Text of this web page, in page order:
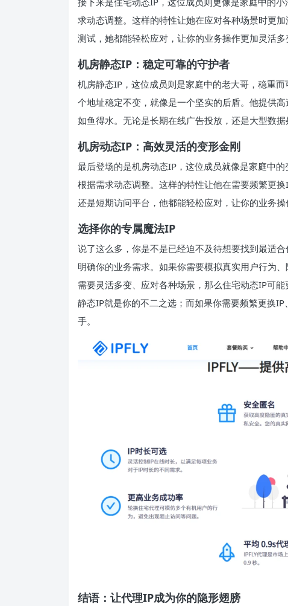
求动态调整。这样的特性让她在应对各种场景时更
测试，她都能轻松应对，让你的业务操作更加灵活多
机房静态IP：稳定可靠的守护者
机房静态IP，这位成员则是家庭中的老大哥，稳重
个地址稳定不变，就像是一个坚实的后盾。他提供
如鱼得水。无论是长期在线广告投放，还是大型数据
机房动态IP：高效灵活的变形金刚
最后登场的是机房动态IP，这位成员就像是家庭中
根据需求动态调整。这样的特性让他在需要频繁更
还是短期访问平台，他都能轻松应对，让你的业务操
选择你的专属魔法IP
说了这么多，你是不是已经迫不及待想要找到最适
明确你的业务需求。如果你需要模拟真实用户行为
需要灵活多变、应对各种场景，那么住宅动态IP可
静态IP就是你的不二之选；而如果你需要频繁更换
手。
结语：让代理IP成为你的隐形翅膀